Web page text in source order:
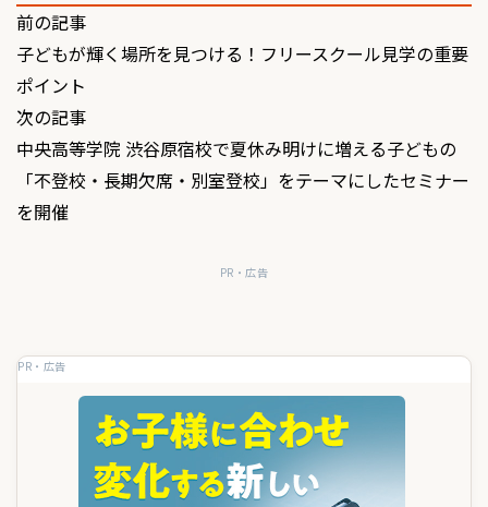
投
稿
ナ
ビ
ゲ
ー
ン
前の記事
子どもが輝く場所を見つける！フリースクール見学の重要
ポイント
次の記事
中央高等学院 渋谷原宿校で夏休み明けに増える子どもの
「不登校・長期欠席・別室登校」をテーマにしたセミナー
を開催
PR・広告
PR・広告